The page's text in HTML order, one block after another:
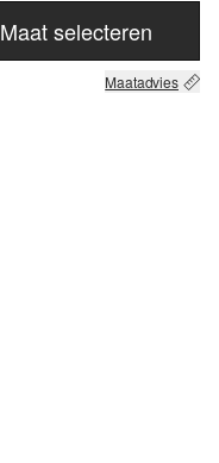
Maat selecteren
Maatadvies